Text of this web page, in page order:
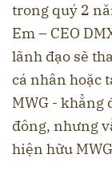
trong quý 2
Em – CEO
lãnh đạo sẽ
cá nhân hoặc
MWG - khẳng
đông, nhưng
hiện hữu